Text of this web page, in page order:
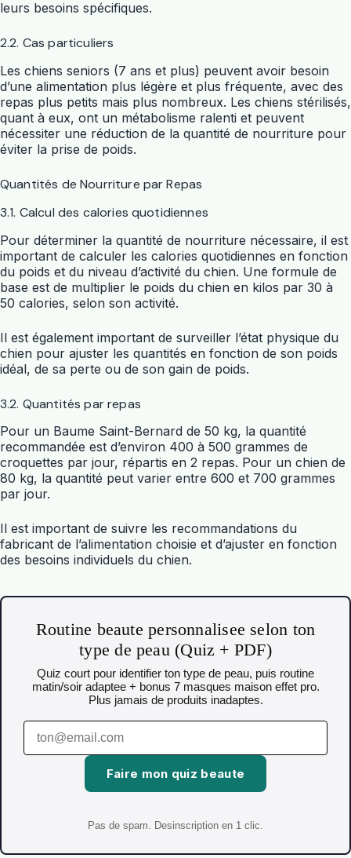
leurs besoins spécifiques.
2.2. Cas particuliers
Les chiens seniors (7 ans et plus) peuvent avoir besoin
d’une alimentation plus légère et plus fréquente, avec des
repas plus petits mais plus nombreux. Les chiens stérilisés,
quant à eux, ont un métabolisme ralenti et peuvent
nécessiter une réduction de la quantité de nourriture pour
éviter la prise de poids.
Quantités de Nourriture par Repas
3.1. Calcul des calories quotidiennes
Pour déterminer la quantité de nourriture nécessaire, il est
important de calculer les calories quotidiennes en fonction
du poids et du niveau d’activité du chien. Une formule de
base est de multiplier le poids du chien en kilos par 30 à
50 calories, selon son activité.
Il est également important de surveiller l’état physique du
chien pour ajuster les quantités en fonction de son poids
idéal, de sa perte ou de son gain de poids.
3.2. Quantités par repas
Pour un Baume Saint-Bernard de 50 kg, la quantité
recommandée est d’environ 400 à 500 grammes de
croquettes par jour, répartis en 2 repas. Pour un chien de
80 kg, la quantité peut varier entre 600 et 700 grammes
par jour.
Il est important de suivre les recommandations du
fabricant de l’alimentation choisie et d’ajuster en fonction
des besoins individuels du chien.
Routine beaute personnalisee selon ton
type de peau (Quiz + PDF)
Quiz court pour identifier ton type de peau, puis routine
matin/soir adaptee + bonus 7 masques maison effet pro.
Plus jamais de produits inadaptes.
Faire mon quiz beaute
Pas de spam. Desinscription en 1 clic.